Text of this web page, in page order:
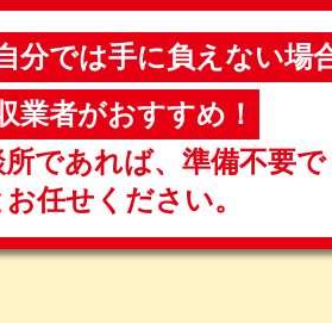
分では手に負えない場
業者がおすすめ！
であれば、 準備不要で
お任せください。